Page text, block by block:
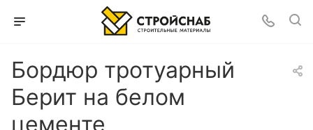
Бордюр тротуарный
Берит на белом
цементе